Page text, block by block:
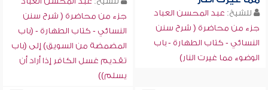
للشيخ: عبد المحسن العباد
جزء من محاضرة ( شرح سنن
النسائي - كتاب الطهارة - باب
الوضوء مما غيرت النار)
جزء من محاضرة ( شرح سنن
النسائي - كتاب الطهارة - (باب
المضمضة من السويق) إلى (باب
تقديم غسل الكافر إذا أراد أن
يسلم))